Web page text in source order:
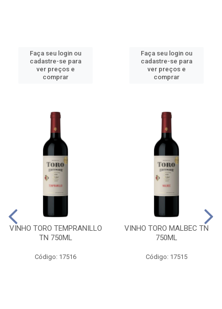
Faça seu login ou
cadastre-se para
ver preços e
comprar
Faça seu login ou
cadastre-se para
ver preços e
comprar
VINHO TORO TEMPRANILLO
TN 750ML
Código: 17516
VINHO TORO MALBEC TN
750ML
Código: 17515